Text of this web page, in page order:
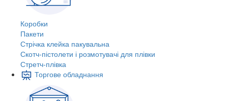
Коробки
Пакети
Стрічка клейка пакувальна
Скотч-пістолети і розмотувачі для плівки
Стретч-плівка
Торгове обладнання